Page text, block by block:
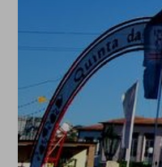
minhoto
país